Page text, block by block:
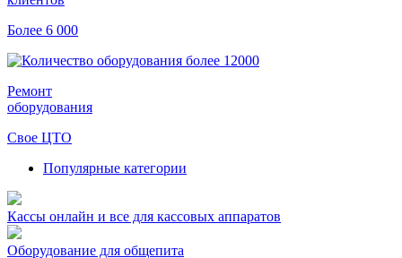
Более 6 000
Ремонт
оборудования
Свое ЦТО
Популярные категории
Кассы онлайн и все для кассовых аппаратов
Оборудование для общепита